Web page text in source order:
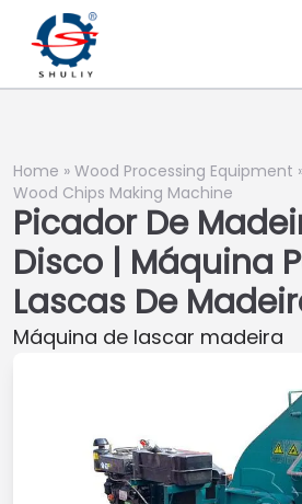
Home » Wood Processing Equipment
Wood Chips Making Machine
Picador De
Disco | Máquina
Lascas De
Máquina de lascar madeira